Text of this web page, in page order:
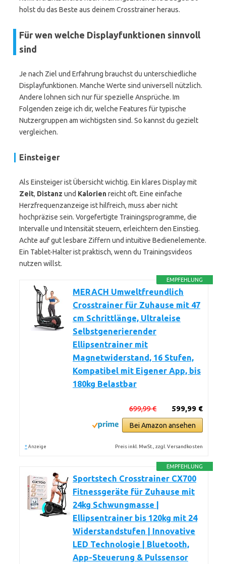
holst du das Beste aus deinem Crosstrainer heraus.
Für wen welche Displayfunktionen sinnvoll
sind
Je nach Ziel und Erfahrung brauchst du unterschiedliche
Displayfunktionen. Manche Werte sind universell nützlich.
Andere lohnen sich nur für spezielle Ansprüche. Im
Folgenden zeige ich dir, welche Features für typische
Nutzergruppen am wichtigsten sind. So kannst du gezielt
vergleichen.
Einsteiger
Als Einsteiger ist Übersicht wichtig. Ein klares Display mit
Zeit, Distanz und Kalorienreicht oft. Eine einfache
Herzfrequenzanzeige ist hilfreich, muss aber nicht
hochpräzise sein. Vorgefertigte Trainingsprogramme, die
Intervalle und Intensität steuern, erleichtern den Einstieg.
Achte auf gut lesbare Ziffern und intuitive Bedienelemente.
Ein Tablet-Halter ist praktisch, wenn du Trainingsvideos
nutzen willst.
EMPFEHLUNG
MERACH Umweltfreundlich
Crosstrainer für Zuhause mit 47
cm Schrittlänge, Ultraleise
Selbstgenerierender
Ellipsentrainer mit
Magnetwiderstand, 16 Stufen,
Kompatibel mit Eigener App, bis
180kg Belastbar
599,99 €
699,99 €
Bei Amazon ansehen
* Anzeige Preis inkl. MwSt., zzgl. Versandkosten
EMPFEHLUNG
Sportstech Crosstrainer CX700
Fitnessgeräte für Zuhause mit
24kg Schwungmasse |
Ellipsentrainer bis 120kg mit 24
Widerstandstufen | Innovative
LED Technologie | Bluetooth,
App-Steuerung & Pulssensor